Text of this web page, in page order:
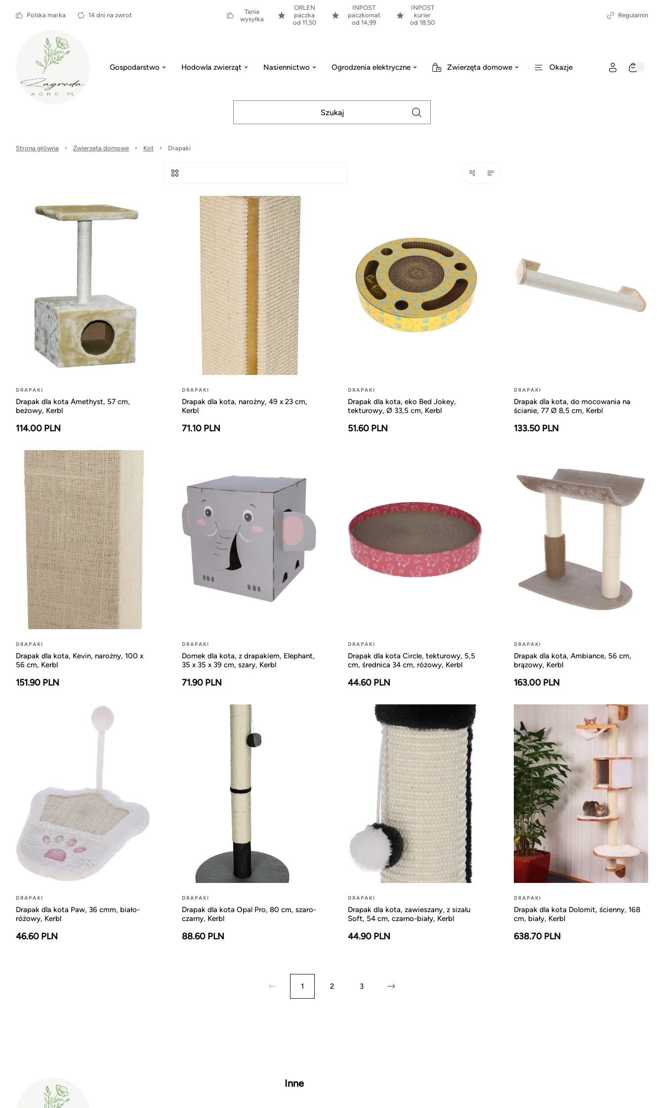
Polska marka 14 dni na zwrot
Tania
wysyłka
ORLEN
paczka
od 11,50
INPOST
paczkomat
od 14,99
INPOST
kurier
od 18,50
Regulamin
Gospodarstwo Hodowla zwierząt Nasiennictwo Ogrodzenia elektryczne Zwierzęta domowe Okazje
Strona główna Zwierzęta domowe Kot Drapaki
DRAPAKI
Drapak dla kota Amethyst, 57 cm,
beżowy, Kerbl
114.00 PLN
DRAPAKI
Drapak dla kota, narożny, 49 x 23 cm,
Kerbl
71.10 PLN
DRAPAKI
Drapak dla kota, eko Bed Jokey,
tekturowy, Ø 33,5 cm, Kerbl
51.60 PLN
DRAPAKI
Drapak dla kota, do mocowania na
ścianie, 77 Ø 8,5 cm, Kerbl
133.50 PLN
DRAPAKI
Drapak dla kota, Kevin, narożny, 100 x
56 cm, Kerbl
151.90 PLN
DRAPAKI
Domek dla kota, z drapakiem, Elephant,
35 x 35 x 39 cm, szary, Kerbl
71.90 PLN
DRAPAKI
Drapak dla kota Circle, tekturowy, 5,5
cm, średnica 34 cm, różowy, Kerbl
44.60 PLN
DRAPAKI
Drapak dla kota, Ambiance, 56 cm,
brązowy, Kerbl
163.00 PLN
DRAPAKI
Drapak dla kota Paw, 36 cmm, biało-
różowy, Kerbl
46.60 PLN
DRAPAKI
Drapak dla kota Opal Pro, 80 cm, szaro-
czarny, Kerbl
88.60 PLN
DRAPAKI
Drapak dla kota, zawieszany, z sizalu
Soft, 54 cm, czarno-biały, Kerbl
44.90 PLN
DRAPAKI
Drapak dla kota Dolomit, ścienny, 168
cm, biały, Kerbl
638.70 PLN
1 2 3
Inne